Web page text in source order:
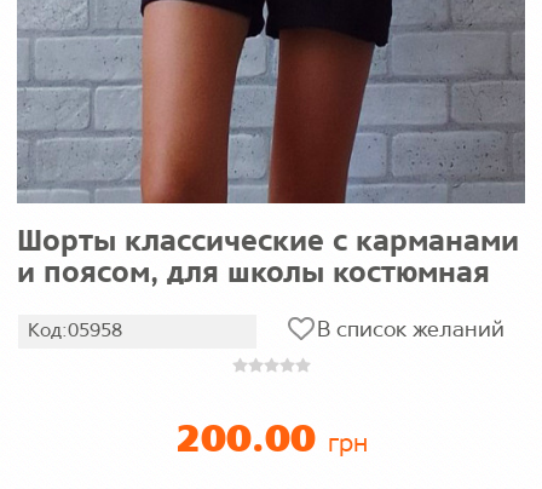
Шорты классические с карманами
и поясом, для школы костюмная
Код:05958 В список желаний
200.00 грн